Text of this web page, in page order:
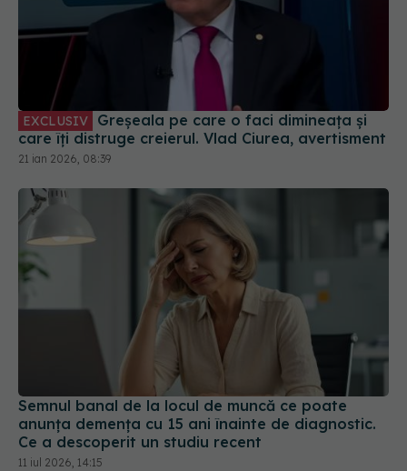
EXCLUSIV
care îți distruge creierul. Vlad Ciurea, avertisment
21 ian 2026, 08:39
Semnul banal de la locul de muncă ce poate
anunța demența cu 15 ani înainte de diagnostic.
Ce a descoperit un studiu recent
11 iul 2026, 14:15